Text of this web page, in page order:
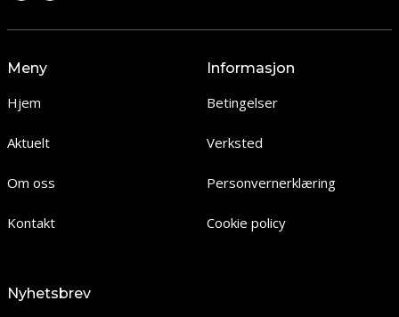
Meny
Hjem
Aktuelt
Om oss
Kontakt
Informasjon
Betingelser
Verksted
Personvernerklæring
Cookie policy
Nyhetsbrev